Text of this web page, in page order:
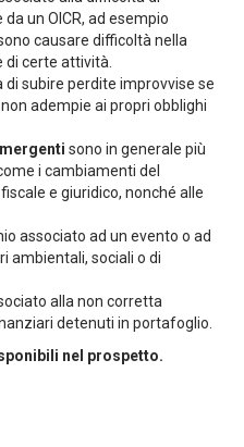
un OICR, ad esempio
causare difficoltà nella
certe attività.
di subire perdite improvvise se
adempie ai propri obblighi
sono in generale più
i cambiamenti del
e giuridico, nonché alle
associato ad un evento o ad
ambientali, sociali o di
alla non corretta
detenuti in portafoglio.
nel prospetto.